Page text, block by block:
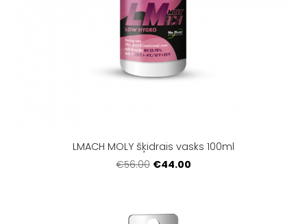
LMACH MOLY šķidrais vasks 100ml
€56.00 €44.00